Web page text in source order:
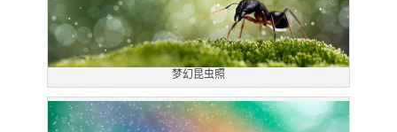
梦幻昆虫照